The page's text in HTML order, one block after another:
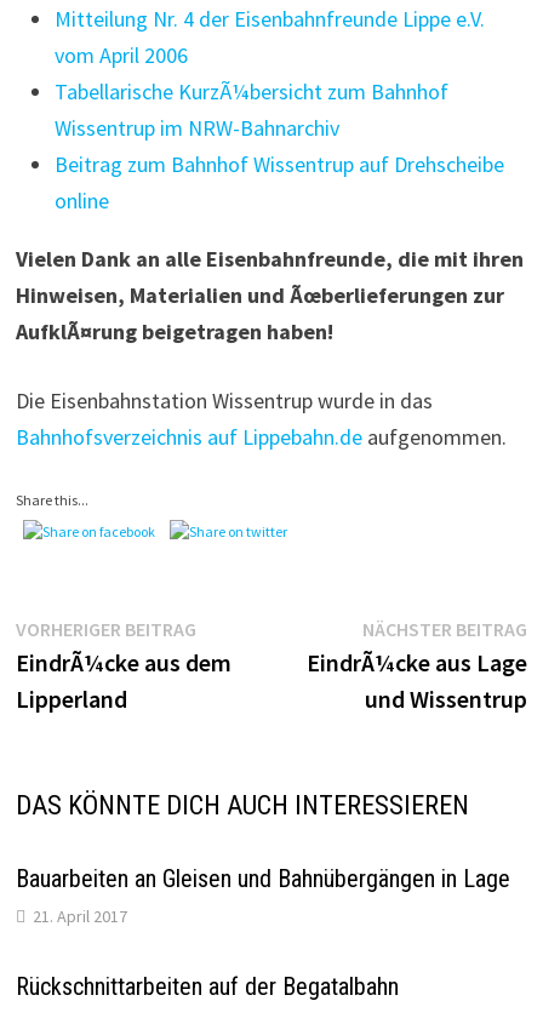
Mitteilung Nr. 4 der Eisenbahnfreunde Lippe e.V.
vom April 2006
Tabellarische KurzÃ¼bersicht zum Bahnhof
Wissentrup im NRW-Bahnarchiv
Beitrag zum Bahnhof Wissentrup auf Drehscheibe
online
Vielen Dank an alle Eisenbahnfreunde, die mit ihren
Hinweisen, Materialien und Ãœberlieferungen zur
AufklÃ¤rung beigetragen haben!
Die Eisenbahnstation Wissentrup wurde in das
Bahnhofsverzeichnis auf Lippebahn.deaufgenommen.
Share this...
Beitragsnavigation
VORHERIGER BEITRAGVorheriger
Beitrag:
EindrÃ¼cke aus dem
Lipperland
NÄCHSTER BEITRAG
EindrÃ¼cke aus Lage
und Wissentrup
DAS KÖNNTE DICH AUCH INTERESSIEREN
Bauarbeiten an Gleisen und Bahnübergängen in Lage
21. April 2017
Rückschnittarbeiten auf der Begatalbahn